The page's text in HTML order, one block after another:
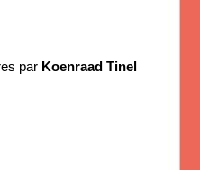
par Koenraad Tinel